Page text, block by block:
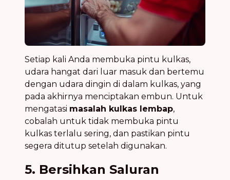
Setiap kali Anda membuka pintu kulkas,
udara hangat dari luar masuk dan bertemu
dengan udara dingin di dalam kulkas, yang
pada akhirnya menciptakan embun. Untuk
mengatasi masalah kulkas lembap,
cobalah untuk tidak membuka pintu
kulkas terlalu sering, dan pastikan pintu
segera ditutup setelah digunakan.
5. Bersihkan Saluran